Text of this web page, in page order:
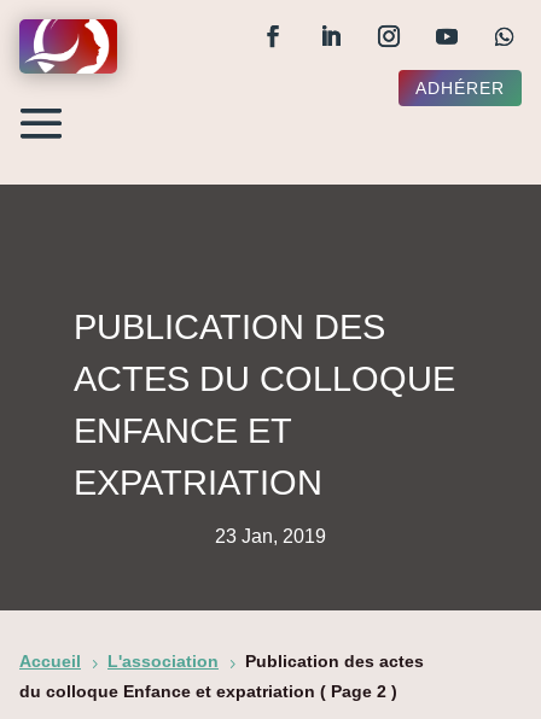
ADHÉRER
PUBLICATION DES
ACTES DU COLLOQUE
ENFANCE ET
EXPATRIATION
23 Jan, 2019
Accueil 5 L'association 5
Publication des actes
du colloque Enfance et expatriation ( Page 2 )